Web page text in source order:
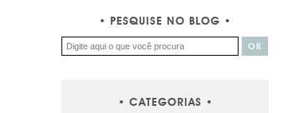
PESQUISE NO BLOG
CATEGORIAS